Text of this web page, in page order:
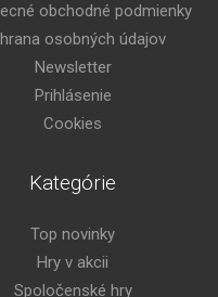
obchodné podmienky
osobných údajov
Newsletter
Prihlásenie
Cookies
Kategórie
Top novinky
Hry v akcii
Spoločenské hry